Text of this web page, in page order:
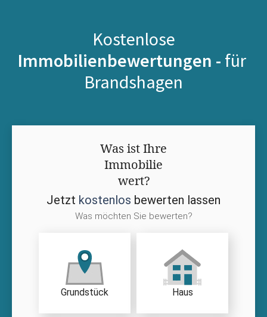
Kostenlose
Immobilienbewertungen - für
Brandshagen
Was ist Ihre
Immobilie
wert?
Jetzt kostenlos bewerten lassen
Was möchten Sie bewerten?
Grundstück Haus